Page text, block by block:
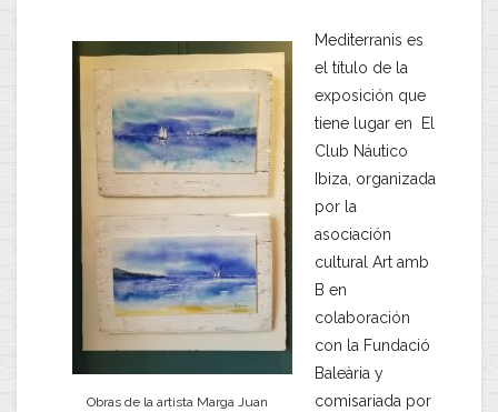
Obras de la artista Marga Juan
Mediterranis es
el título de la
exposición que
tiene lugar en El
Club Náutico
Ibiza, organizada
por la
asociación
cultural Art amb
B en
colaboración
con la Fundació
Baleària y
comisariada por